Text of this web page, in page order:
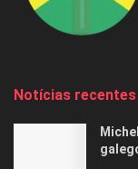
Notícias recentes